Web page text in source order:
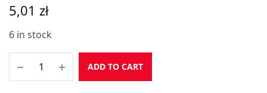
5,01 zł
6 in stock
ADD TO CART